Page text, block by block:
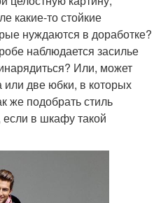
какие-то стойкие
нуждаются в доработке?
наблюдается засилье
Или, может
или две юбки, в которых
же подобрать стиль
в шкафу такой